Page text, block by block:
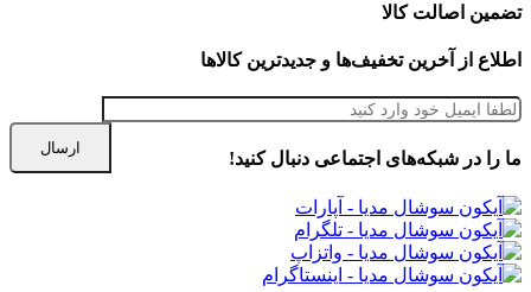
تضمین اصالت کالا
اطلاع از آخرین تخفیف‌ها و جدیدترین کالاها
ما را در شبكه‌های اجتماعی دنبال کنید!